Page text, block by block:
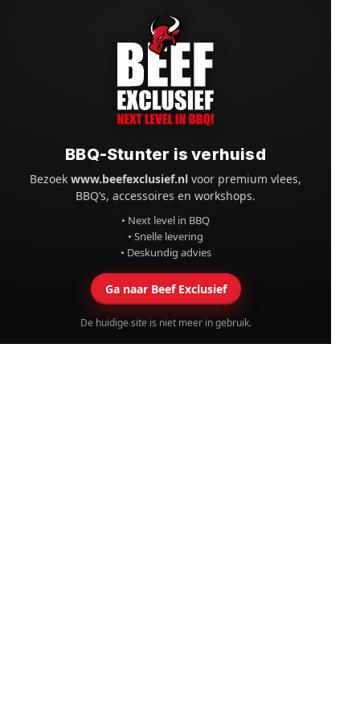
BBQ-Stunter is verhuisd
Bezoekwww.beefexclusief.nl voor premium vlees,
BBQ’s, accessoires en workshops.
• Next level in BBQ
• Snelle levering
• Deskundig advies
Ga naar Beef Exclusief
De huidige site is niet meer in gebruik.